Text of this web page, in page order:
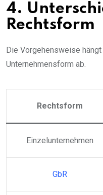
4.
Rechtsform
Die Vorgehensweise
Unternehmensform ab.
Rechtsform
Einzelunternehmen
GbR